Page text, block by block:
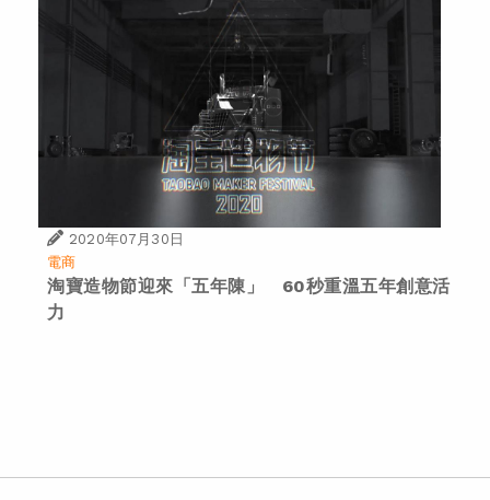
2020年07月30日
電商
淘寶造物節迎來「五年陳」 60秒重溫五年創意活
力